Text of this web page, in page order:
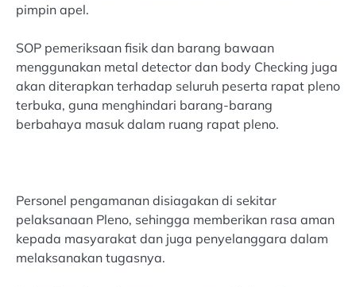
pimpin apel.
SOP pemeriksaan fisik dan barang bawaan
menggunakan metal detector dan body Checking juga
akan diterapkan terhadap seluruh peserta rapat pleno
terbuka, guna menghindari barang-barang
berbahaya masuk dalam ruang rapat pleno.
Personel pengamanan disiagakan di sekitar
pelaksanaan Pleno, sehingga memberikan rasa aman
kepada masyarakat dan juga penyelanggara dalam
melaksanakan tugasnya.